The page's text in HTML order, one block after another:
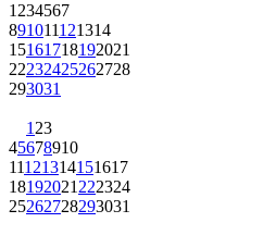
1 234567
891011121314
15161718192021
22232425262728
293031
1 23
45678910
11121314151617
18192021 222324
25262728293031